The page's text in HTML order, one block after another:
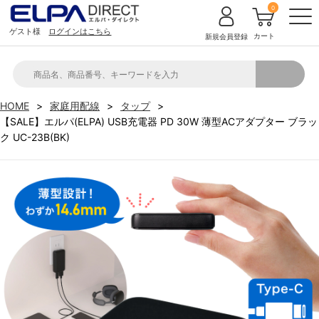
ゲスト様 ログインはこちら 新規会員登録 カート
0
HOME 家庭用配線
タップ
【SALE】エルパ(ELPA) USB充電器 PD 30W 薄型ACアダプター ブラッ
ク UC-23B(BK)